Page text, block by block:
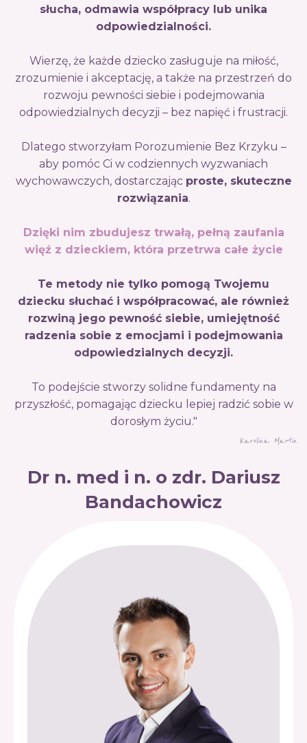
słucha, odmawia współpracy lub unika
odpowiedzialności.
Wierzę, że każde dziecko zasługuje na miłość,
zrozumienie i akceptację, a także na przestrzeń do
rozwoju pewności siebie i podejmowania
odpowiedzialnych decyzji – bez napięć i frustracji.
Dlatego stworzyłam Porozumienie Bez Krzyku –
aby pomóc Ci w codziennych wyzwaniach
wychowawczych, dostarczając proste, skuteczne
rozwiązania.
Dzięki nim zbudujesz trwałą, pełną zaufania
więź z dzieckiem, która przetrwa całe życie
Te metody nie tylko pomogą Twojemu
dziecku słuchać i współpracować, ale również
rozwiną jego pewność siebie, umiejętność
radzenia sobie z emocjami i podejmowania
odpowiedzialnych decyzji.
To podejście stworzy solidne fundamenty na
przyszłość, pomagając dziecku lepiej radzić sobie w
dorosłym życiu."
Karolina Martin
Dr n. med i n. o zdr. Dariusz
Bandachowicz